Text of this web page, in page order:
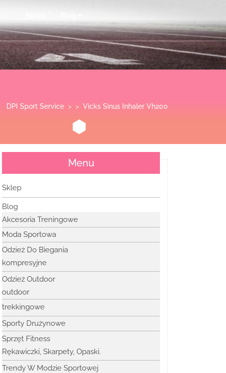
DPI Sport Service > > Vicks Sinus Inhaler Vh200
Menu
Sklep
Blog
Akcesoria Treningowe
Moda Sportowa
Odzież Do Biegania
kompresyjne
Odzież Outdoor
outdoor
trekkingowe
Sporty Drużynowe
Sprzęt Fitness
Rękawiczki, Skarpety, Opaski.
Trendy W Modzie Sportowej